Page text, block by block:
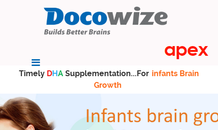
Timely DHA Supplementation...For infants Brain
Growth